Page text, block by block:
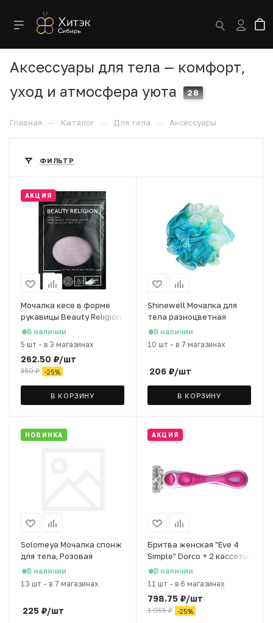
Аксессуары для тела — комфорт,
уход и атмосфера уюта
28
Главная — Каталог — Для тела — Аксессуары
ФИЛЬТР
АКЦИЯ
Мочалка кесе в форме
рукавицы Beauty Religion
светло-фиолетовая
В наличии
5 шт - в 3 магазинах
262.50 ₽/шт
350₽ -25%
В КОРЗИНУ
Shinewell Мочалка для
тела разноцветная
В наличии
10 шт - в 7 магазинах
206 ₽/шт
В КОРЗИНУ
НОВИНКА
Solomeya Мочалка спонж
для тела, Розовая
В наличии
13 шт - в 7 магазинах
225 ₽/шт
АКЦИЯ
Бритва женская "Eve 4
Simple" Dorco + 2 кассеты
В наличии
11 шт - в 6 магазинах
798.75 ₽/шт
1 065₽ -25%